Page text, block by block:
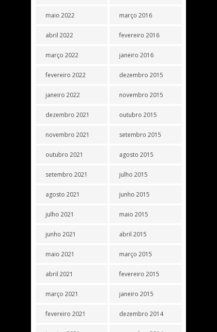
maio 2022
abril 2022
março 2022
fevereiro 2022
janeiro 2022
dezembro 2021
novembro 2021
outubro 2021
setembro 2021
agosto 2021
julho 2021
junho 2021
maio 2021
abril 2021
março 2021
fevereiro 2021
março 2016
fevereiro 2016
janeiro 2016
dezembro 2015
novembro 2015
outubro 2015
setembro 2015
agosto 2015
julho 2015
junho 2015
maio 2015
abril 2015
março 2015
fevereiro 2015
janeiro 2015
dezembro 2014